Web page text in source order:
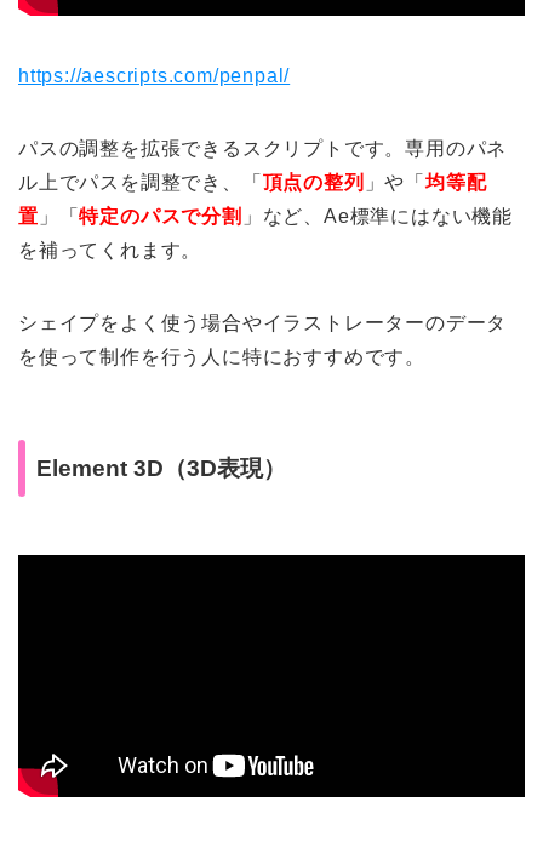
https://aescripts.com/penpal/
パスの調整を拡張できるスクリプトです。専用のパネ
ル上でパスを調整でき、「 頂点の整列 」や「均等配
置 」「特定のパスで分割 」など、Ae標準にはない機能
を補ってくれます。
シェイプをよく使う場合やイラストレーターのデータ
を使って制作を行う人に特におすすめです。
Element 3D（3D表現）